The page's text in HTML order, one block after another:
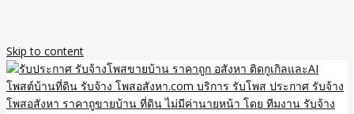
Skip to content